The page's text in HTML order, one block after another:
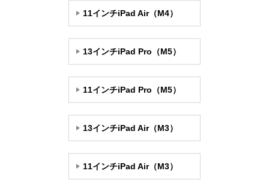
11インチiPad Air（M4）
13インチiPad Pro（M5）
11インチiPad Pro（M5）
13インチiPad Air（M3）
11インチiPad Air（M3）